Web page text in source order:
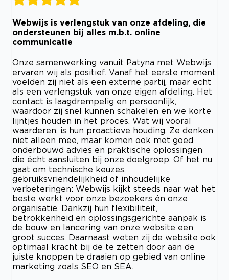
Webwijs is verlengstuk van onze afdeling, die
ondersteunen bij alles m.b.t. online
communicatie
Onze samenwerking vanuit Patyna met Webwijs
ervaren wij als positief. Vanaf het eerste moment
voelden zij niet als een externe partij, maar echt
als een verlengstuk van onze eigen afdeling. Het
contact is laagdrempelig en persoonlijk,
waardoor zij snel kunnen schakelen en we korte
lijntjes houden in het proces. Wat wij vooral
waarderen, is hun proactieve houding. Ze denken
niet alleen mee, maar komen ook met goed
onderbouwd advies en praktische oplossingen
die écht aansluiten bij onze doelgroep. Of het nu
gaat om technische keuzes,
gebruiksvriendelijkheid of inhoudelijke
verbeteringen: Webwijs kijkt steeds naar wat het
beste werkt voor onze bezoekers én onze
organisatie. Dankzij hun flexibiliteit,
betrokkenheid en oplossingsgerichte aanpak is
de bouw en lancering van onze website een
groot succes. Daarnaast weten zij de website ook
optimaal kracht bij de te zetten door aan de
juiste knoppen te draaien op gebied van online
marketing zoals SEO en SEA.